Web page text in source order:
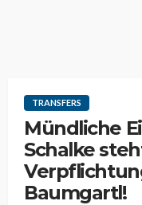
TRANSFERS
Mündliche
Schalke
Baumgartl!